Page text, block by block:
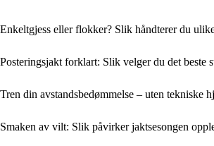
Enkeltgjess eller flokker? Slik håndterer du
Posteringsjakt forklart: Slik velger du det beste
Tren din avstandsbedømmelse – uten tekniske
Smaken av vilt: Slik påvirker jaktsesongen